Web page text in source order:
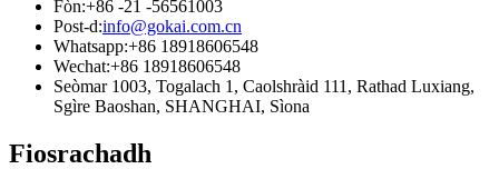
Fòn:+86 -21 -56561003
Post-d:info@gokai.com.cn
Whatsapp:+86 18918606548
Wechat:+86 18918606548
Seòmar 1003, Togalach 1, Caolshràid 111, Rathad Luxiang,
Sgìre Baoshan, SHANGHAI, Sìona
Fiosrachadh